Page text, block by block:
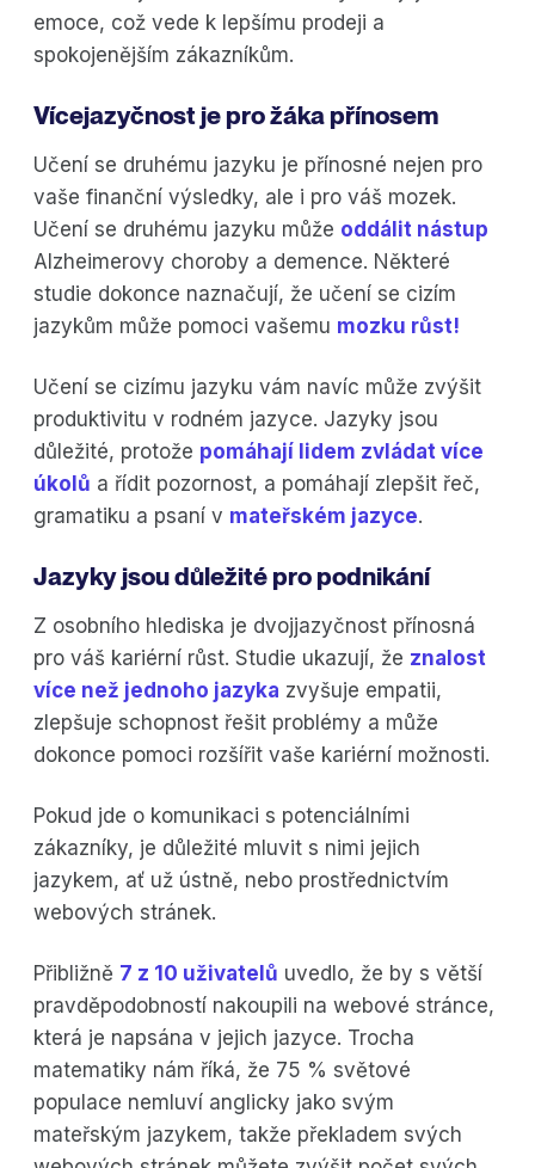
emoce, což vede k lepšímu prodeji a
spokojenějším zákazníkům.
Vícejazyčnost je pro žáka přínosem
Učení se druhému jazyku je přínosné nejen pro
vaše finanční výsledky, ale i pro váš mozek.
Učení se druhému jazyku může oddálit nástup
Alzheimerovy choroby a demence. Některé
studie dokonce naznačují, že učení se cizím
jazykům může pomoci vašemu mozku růst!
Učení se cizímu jazyku vám navíc může zvýšit
produktivitu v rodném jazyce. Jazyky jsou
důležité, protože pomáhají lidem zvládat více
úkolů a řídit pozornost, a pomáhají zlepšit řeč,
gramatiku a psaní v mateřském jazyce.
Jazyky jsou důležité pro podnikání
Z osobního hlediska je dvojjazyčnost přínosná
pro váš kariérní růst. Studie ukazují, že znalost
více než jednoho jazyka zvyšuje empatii,
zlepšuje schopnost řešit problémy a může
dokonce pomoci rozšířit vaše kariérní možnosti.
Pokud jde o komunikaci s potenciálními
zákazníky, je důležité mluvit s nimi jejich
jazykem, ať už ústně, nebo prostřednictvím
webových stránek.
Přibližně 7 z 10 uživatelů uvedlo, že by s větší
pravděpodobností nakoupili na webové stránce,
která je napsána v jejich jazyce. Trocha
matematiky nám říká, že 75 % světové
populace nemluví anglicky jako svým
mateřským jazykem, takže překladem svých